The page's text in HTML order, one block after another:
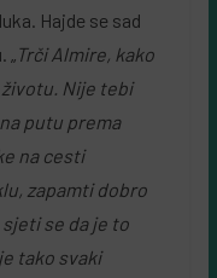
Hajde se sad
„Trči Almire, kako
Nije tebi
putu prema
na cesti
zapamti dobro
se da je to
tako svaki